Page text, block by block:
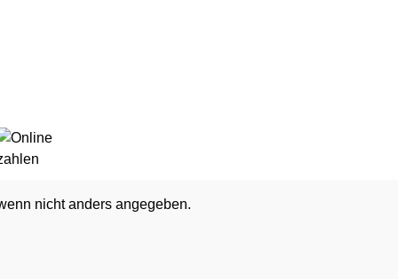
nicht anders angegeben.